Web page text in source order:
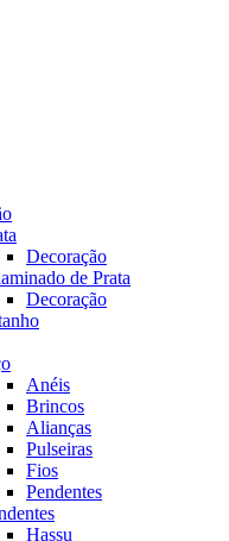
Decoração
de Prata
Decoração
Anéis
Brincos
Alianças
Pulseiras
Fios
Pendentes
Hassu